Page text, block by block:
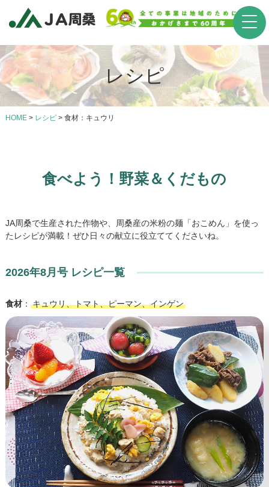
レシピ
HOME> レシピ> 食材：キュウリ
食べよう！野菜＆くだもの
JA周桑で生産された作物や、周桑産の米粉の麺「おこめん」を使っ
たレシピが満載！ぜひ日々の献立に役立ててくださいね。
2026年8月号 レシピ一覧
食材： キュウリ、トマト、ピーマン、インゲン